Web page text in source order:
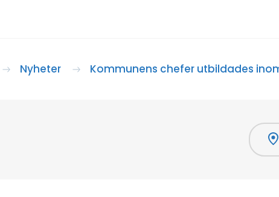
Nyheter Kommunens chefer utbildades